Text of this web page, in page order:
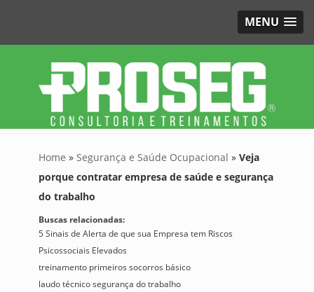
MENU
Home » Segurança e Saúde Ocupacional » Veja
porque contratar empresa de saúde e segurança
do trabalho
Buscas relacionadas:
5 Sinais de Alerta de que sua Empresa tem Riscos
Psicossociais Elevados
treinamento primeiros socorros básico
laudo técnico segurança do trabalho